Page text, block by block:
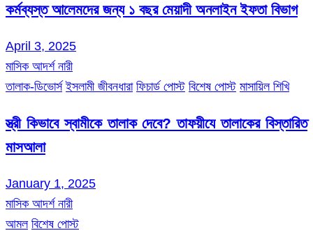
কর্মব্যস্ত আলেমদের জন্য ১ বছর মেয়াদী অনলাইন ইফতা বিভাগ
April 3, 2025
মাসিক আদর্শ নারী
তালাক-ডিভোর্স ইসলামী জীবনধারা ফিচার্ড পোস্ট বিশেষ পোস্ট মাসায়িল শিখি
স্ত্রী কিভাবে স্বামীকে তালাক দেবে? তাফয়ীযে তালাকের বিস্তারিত
মাসআলা
January 1, 2025
মাসিক আদর্শ নারী
আমল বিশেষ পোস্ট